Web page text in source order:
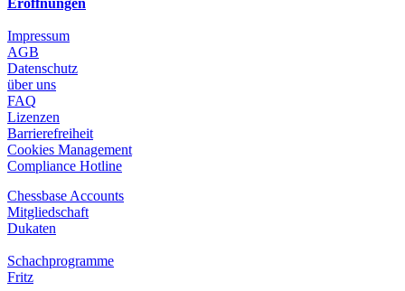
Impressum
AGB
Datenschutz
über uns
FAQ
Lizenzen
Barrierefreiheit
Cookies Management
Compliance Hotline
Chessbase Accounts
Mitgliedschaft
Dukaten
Schachprogramme
Fritz